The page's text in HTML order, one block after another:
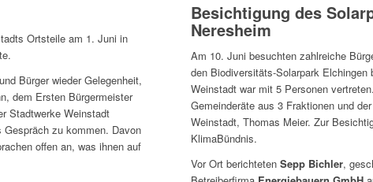
Ortsteile am 1. Juni in
Bürger wieder Gelegenheit,
dem Ersten Bürgermeister
Stadtwerke Weinstadt
zu kommen. Davon
offen an, was ihnen auf
Besichtigung des
Neresheim
Am 10. Juni besuchten zahlreiche
den Biodiversitäts-Solarpark Elchingen
Weinstadt war mit 5 Personen
Gemeinderäte aus 3 Fraktionen und
Weinstadt, Thomas Meier. Zur
KlimaBündnis.
Vor Ort berichtetenSepp Bichler,